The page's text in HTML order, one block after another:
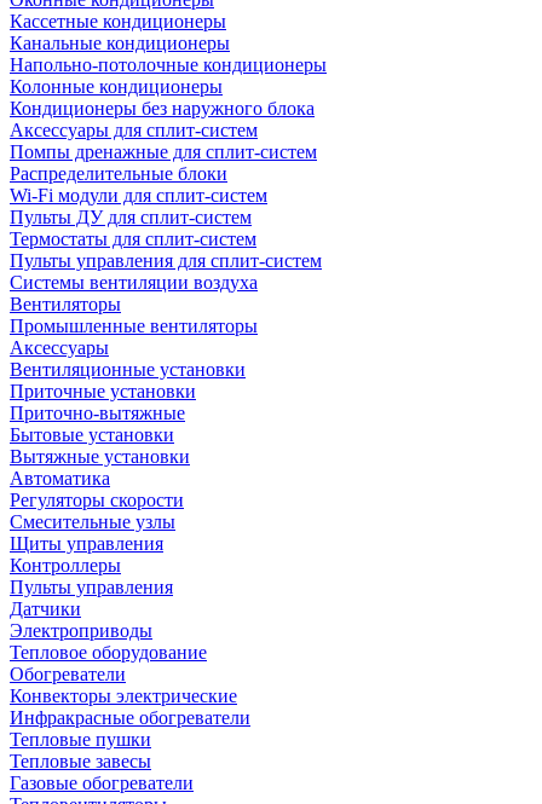
Кассетные кондиционеры
Канальные кондиционеры
Напольно-потолочные кондиционеры
Колонные кондиционеры
Кондиционеры без наружного блока
Аксессуары для сплит-систем
Помпы дренажные для сплит-систем
Распределительные блоки
Wi-Fi модули для сплит-систем
Пульты ДУ для сплит-систем
Термостаты для сплит-систем
Пульты управления для сплит-систем
Системы вентиляции воздуха
Вентиляторы
Промышленные вентиляторы
Аксессуары
Вентиляционные установки
Приточные установки
Приточно-вытяжные
Бытовые установки
Вытяжные установки
Автоматика
Регуляторы скорости
Смесительные узлы
Щиты управления
Контроллеры
Пульты управления
Датчики
Электроприводы
Тепловое оборудование
Обогреватели
Конвекторы электрические
Инфракрасные обогреватели
Тепловые пушки
Тепловые завесы
Газовые обогреватели